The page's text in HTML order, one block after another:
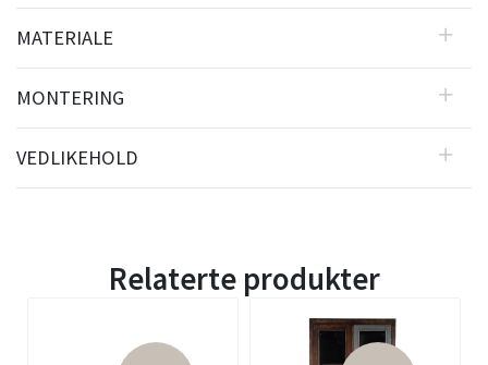
MATERIALE
MONTERING
VEDLIKEHOLD
Relaterte produkter